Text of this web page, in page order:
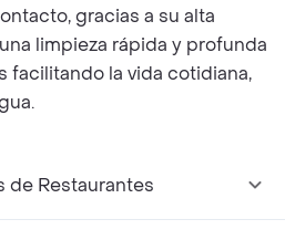
gracias a su alta
limpieza rápida y profunda
facilitando la vida cotidiana,
de Restaurantes